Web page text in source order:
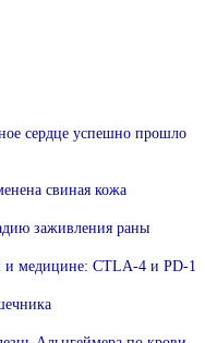
сердце успешно прошло
свиная кожа
заживления раны
и медицине: CTLA-4 и PD-1